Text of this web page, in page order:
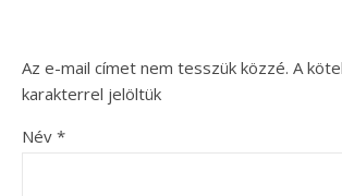
Az e-mail címet nem tesszük közzé. A
karakterrel jelöltük
Név *